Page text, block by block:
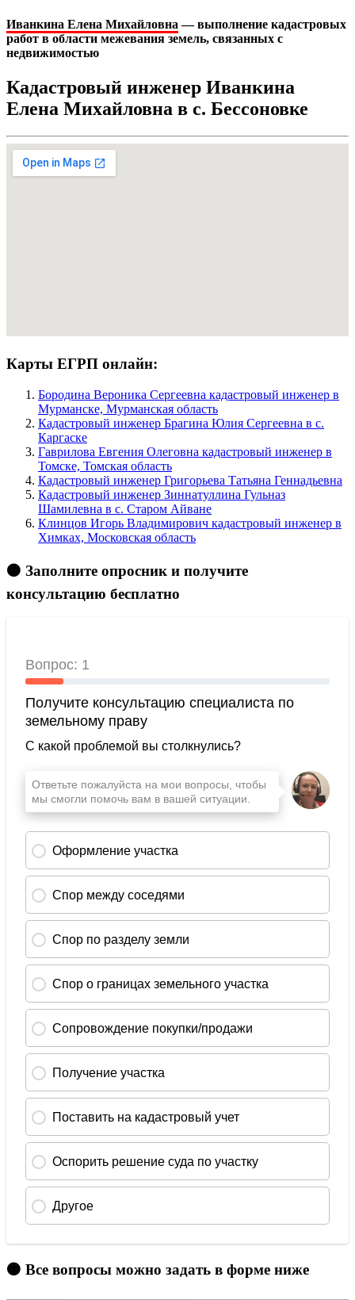
Иванкина Елена Михайловна — выполнение кадастровых
работ в области межевания земель, связанных с
недвижимостью
Кадастровый инженер Иванкина
Елена Михайловна в c. Бессоновке
Карты ЕГРП онлайн:
Бородина Вероника Сергеевна кадастровый инженер в
Мурманске, Мурманская область
Кадастровый инженер Брагина Юлия Сергеевна в c.
Каргаске
Гаврилова Евгения Олеговна кадастровый инженер в
Томске, Томская область
Кадастровый инженер Григорьева Татьяна Геннадьевна
Кадастровый инженер Зиннатуллина Гульназ
Шамилевна в c. Старом Айване
Клинцов Игорь Владимирович кадастровый инженер в
Химках, Московская область
🟠 Заполните опросник и получите
консультацию бесплатно
🟠 Все вопросы можно задать в форме ниже